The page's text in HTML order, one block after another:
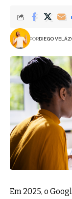
PORDIEGO
Em 2025, o